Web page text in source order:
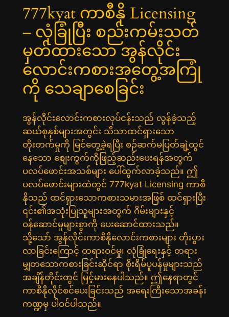
777kyat ကာစီနို Licensing
– လုံခြုံပြီး စည်းကမ်းသတ်
မှတ်ထားသော အွန်လိုင်း
လောင်းကစားအတွေ့အကြုံ
ကို သေချာစေခြင်း
အွန်လိုင်းလောင်းကစားလုပ်ငန်းသည် လွန်ခဲ့သည့်
ဆယ်စုနှစ်များအတွင်း သိသာထင်ရှားသော
တိုးတက်မှုကို မြင်တွေ့ခဲ့ရပြီး စဉ်ဆက်မပြတ်ချဲ့ထွင်
နေသော စျေးကွက်ကိုဖြည့်ဆည်းပေးရန်အတွက်
ပလပ်ဖောင်းအသစ်များ ပေါ်ထွက်လာခဲ့သည်။ ဤ
ပလပ်ဖောင်းများထဲတွင် 777kyat Licensing ကာစီ
နိုသည် ထင်ရှားသောကစားသမားအဖြစ် ထင်ရှားပြီး
၎င်း၏အသုံးပြုသူများအတွက် ဂိမ်းများနှင့်
ဝန်ဆောင်မှုများစွာကို ပေးဆောင်ထားသည်။
သို့သော် အွန်လိုင်းကာစီနိုလောင်းကစားများ တိုးပွား
လာခြင်းကြောင့် တရားဝင်မှု၊ လုံခြုံရေးနှင့် တရား
မျှတသောကစားခြင်းဆိုင်ရာ စိုးရိမ်ပူပန်မှုများသည်
အချိန်တိုင်းတွင် မြင့်မားနေပါသည်။ ဤနေရာတွင်
ကာစီနိုလိုင်စင်ပေးခြင်းသည် အရေးကြီးသောအခန်း
ကဏ္ဍမှ ပါဝင်ပါသည်။